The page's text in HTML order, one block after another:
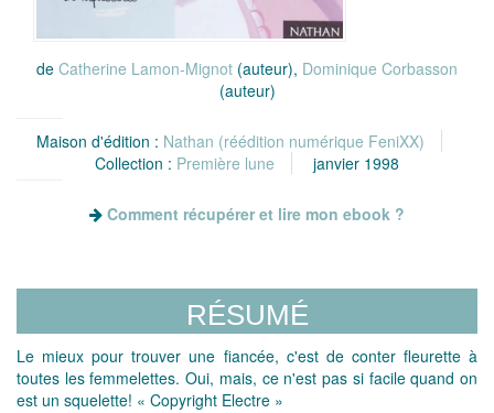
de Catherine Lamon-Mignot (auteur), Dominique Corbasson
(auteur)
Maison d'édition : Nathan (réédition numérique FeniXX)
Collection : Première lune janvier 1998
Comment récupérer et lire mon ebook ?
RÉSUMÉ
Le mieux pour trouver une fiancée, c'est de conter fleurette à
toutes les femmelettes. Oui, mais, ce n'est pas si facile quand on
est un squelette! « Copyright Electre »